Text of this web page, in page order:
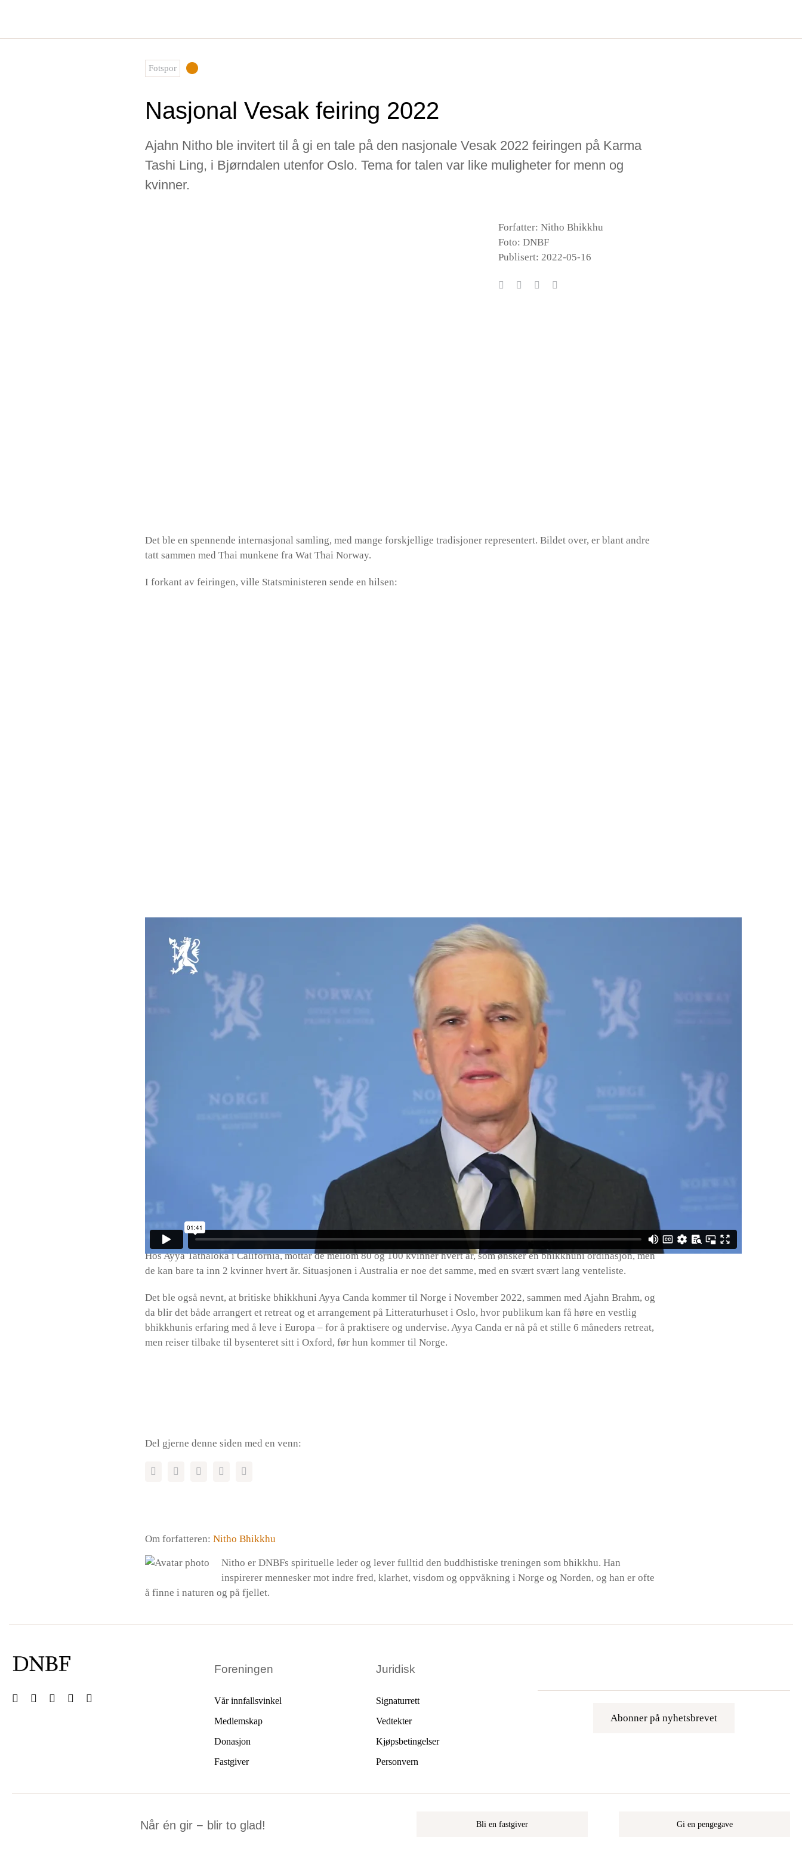
content
Fotspor
Nasjonal Vesak feiring 2022
Ajahn Nitho ble invitert til å gi en tale på den nasjonale Vesak 2022 feiringen på Karma
Tashi Ling, i Bjørndalen utenfor Oslo. Tema for talen var like muligheter for menn og
kvinner.
Forfatter: Nitho Bhikkhu
Foto: DNBF
Publisert: 2022-05-16
Det ble en spennende internasjonal samling, med mange forskjellige tradisjoner representert. Bildet over, er blant andre
tatt sammen med Thai munkene fra Wat Thai Norway.
I forkant av feiringen, ville Statsministeren sende en hilsen:
Fokuset for Ajahn Nithos tale var like muligheter for menn og kvinner som ønsker å praktisere, og spesielt for de som
ønsker å dedikere livet sitt til praksis og undervisning – som betyr å ta en ordinasjon. For menn er dette en bhikkhu-
ordinasjon, og for kvinner er dette en bhikkhuni-ordinasjon. Desverre har mulighetene for kvinnene, blir nesten fjernet i
Ajahn Nitho var i 2009, sammen med munkene i Australia, med på å støtte bhikkhuni ordinasjonen av fire australske
kvinner, gjennomført av Ayya Tathaloka fra California. Fordi vi valgte å gå imot en etablert kultur, og heller forholde oss
til den 2500 år gammel standarden definert av Buddha, ble dette en konflikt. I etterkant kalte Ayya Tathaloka denne
ordinasjonen for en groundbreaking event. Så vi kontaktet Ayya Tathaloka i forkant av Vesak-feiringen 2022, og fikk
følgende informasjon tilbake, som var super inspirasjon på en Vesak dag:
Det finnes nå mer en 5000 bhikkhunis.
300 av disse er i Thailand
100 av disse er i vesten (Nord Amerika, Europa og Australia/NZ) – og mesteparten av disse har vestlig bakgrunn.
20 av disse er i Europa, i følgende land: Tyskland, England, Sveits, Østerike, Italia, Russland, Ukreina, Polen, Den
Tsjekkiske Republikk, Belgia, Nederland.
Hos Ayya Tathaloka i California, mottar de mellom 80 og 100 kvinner hvert år, som ønsker en bhikkhuni ordinasjon, men
de kan bare ta inn 2 kvinner hvert år. Situasjonen i Australia er noe det samme, med en svært svært lang venteliste.
Det ble også nevnt, at britiske bhikkhuni Ayya Canda kommer til Norge i November 2022, sammen med Ajahn Brahm, og
da blir det både arrangert et retreat og et arrangement på Litteraturhuset i Oslo, hvor publikum kan få høre en vestlig
bhikkhunis erfaring med å leve i Europa – for å praktisere og undervise. Ayya Canda er nå på et stille 6 måneders retreat,
men reiser tilbake til bysenteret sitt i Oxford, før hun kommer til Norge.
Del gjerne denne siden med en venn:
Om forfatteren: Nitho Bhikkhu
Nitho er DNBFs spirituelle leder og lever fulltid den buddhistiske treningen som bhikkhu. Han
inspirerer mennesker mot indre fred, klarhet, visdom og oppvåkning i Norge og Norden, og han er ofte
å finne i naturen og på fjellet.
Foreningen
Vår innfallsvinkel
Medlemskap
Donasjon
Fastgiver
Juridisk
Signaturrett
Vedtekter
Kjøpsbetingelser
Personvern
Abonner på nyhetsbrevet
Når én gir − blir to glad! Bli en fastgiver Gi en pengegave